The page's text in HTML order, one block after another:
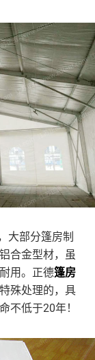
大部分篷房制
合金型材，虽
用。正德篷房
殊处理的，具
不低于20年！